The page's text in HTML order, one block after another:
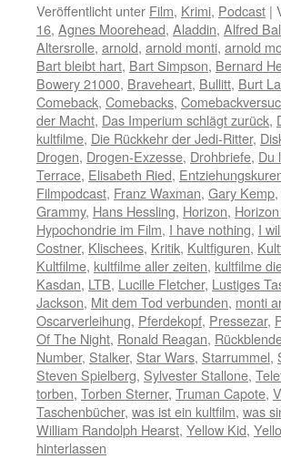
Veröffentlicht unter Film, Krimi, Podcast |
16, Agnes Moorehead, Aladdin, Alfred
Altersrolle, arnold, arnold monti, arnold
Bart bleibt hart, Bart Simpson, Bernard
Bowery 21000, Braveheart, Bullitt, Burt
Comeback, Comebacks,
der Macht, Das Imperium schlägt zurück,
kultfilme, Die Rückkehr der Jedi-Ritter,
Drogen, Drogen-Exzesse, Drohbriefe, Du
Terrace, Elisabeth Ried,
Filmpodcast, Franz Waxman, Gary Kemp,
Grammy, Hans Hessling, Horizon,
Hypochondrie im Film, I have nothing, I
Costner, Klischees, Kritik, Kultfiguren,
Kultfilme, kultfilme aller zeiten, kultfilme
Kasdan, LTB, Lucille Fletcher, Lustiges
Jackson, Mit dem Tod verbunden, monti
Oscarverleihung, Pferdekopf, Pressezar,
Of The Night, Ronald Reagan,
Number, Stalker, Star Wars, Starrummel,
Steven Spielberg, Sylvester Stallone,
torben, Torben Sterner, Truman Capote,
Taschenbücher, was ist ein kultfilm, was
William Randolph Hearst, Yellow Kid,
hinterlassen